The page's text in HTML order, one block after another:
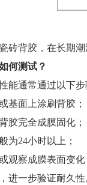
砖背胶，在长期
何测试？
能通常通过以下步
基面上涂刷背胶；
胶完全成膜固化；
为24小时以上；
观察成膜表面变化
进一步验证耐久性